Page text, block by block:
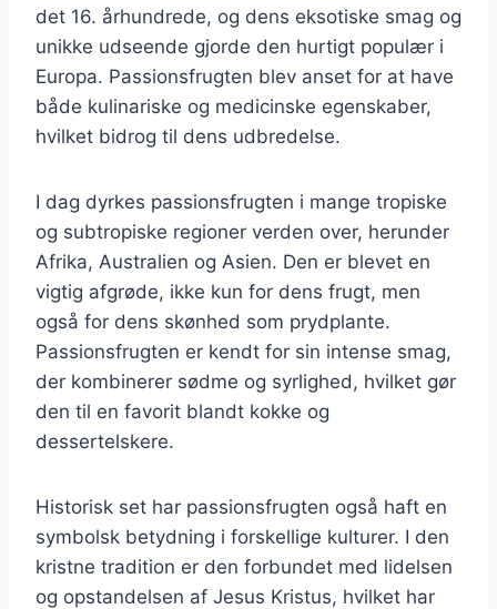
det 16. århundrede, og dens eksotiske smag og
unikke udseende gjorde den hurtigt populær i
Europa. Passionsfrugten blev anset for at have
både kulinariske og medicinske egenskaber,
hvilket bidrog til dens udbredelse.
I dag dyrkes passionsfrugten i mange tropiske
og subtropiske regioner verden over, herunder
Afrika, Australien og Asien. Den er blevet en
vigtig afgrøde, ikke kun for dens frugt, men
også for dens skønhed som prydplante.
Passionsfrugten er kendt for sin intense smag,
der kombinerer sødme og syrlighed, hvilket gør
den til en favorit blandt kokke og
dessertelskere.
Historisk set har passionsfrugten også haft en
symbolsk betydning i forskellige kulturer. I den
kristne tradition er den forbundet med lidelsen
og opstandelsen af Jesus Kristus, hvilket har